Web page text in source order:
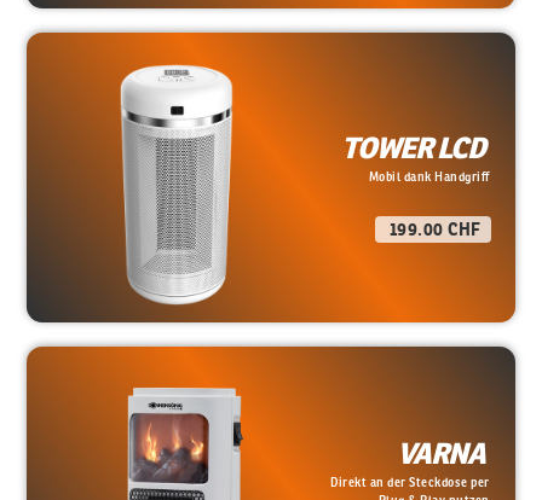
TOWER LCD
Mobil dank Handgriff
199.00 CHF
VARNA
Direkt an der Steckdose per